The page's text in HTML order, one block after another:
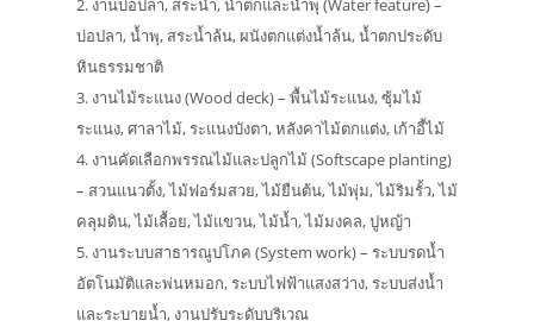
2. งานบ่อปลา, สระน้ำ, น้ำตกและน้ำพุ (Water feature) –
บ่อปลา, น้ำพุ, สระน้ำล้น, ผนังตกแต่งน้ำล้น, น้ำตกประดับ
หินธรรมชาติ
3. งานไม้ระแนง (Wood deck) – พื้นไม้ระแนง, ซุ้มไม้
ระแนง, ศาลาไม้, ระแนงบังตา, หลังคาไม้ตกแต่ง, เก้าอี้ไม้
4. งานคัดเลือกพรรณไม้และปลูกไม้ (Softscape planting)
– สวนแนวตั้ง, ไม้ฟอร์มสวย, ไม้ยืนต้น, ไม้พุ่ม, ไม้ริมรั้ว, ไม้
คลุมดิน, ไม้เลื้อย, ไม้แขวน, ไม้น้ำ, ไม้มงคล, ปูหญ้า
5. งานระบบสาธารณูปโภค (System work) – ระบบรดน้ำ
อัตโนมัติและพ่นหมอก, ระบบไฟฟ้าแสงสว่าง, ระบบส่งน้ำ
และระบายน้ำ, งานปรับระดับบริเวณ